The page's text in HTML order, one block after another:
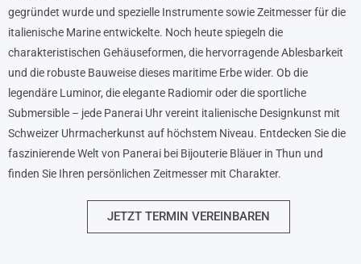
gegründet wurde und spezielle Instrumente sowie Zeitmesser für die
italienische Marine entwickelte. Noch heute spiegeln die
charakteristischen Gehäuseformen, die hervorragende Ablesbarkeit
und die robuste Bauweise dieses maritime Erbe wider. Ob die
legendäre Luminor, die elegante Radiomir oder die sportliche
Submersible – jede Panerai Uhr vereint italienische Designkunst mit
Schweizer Uhrmacherkunst auf höchstem Niveau. Entdecken Sie die
faszinierende Welt von Panerai bei Bijouterie Bläuer in Thun und
finden Sie Ihren persönlichen Zeitmesser mit Charakter.
JETZT TERMIN VEREINBAREN